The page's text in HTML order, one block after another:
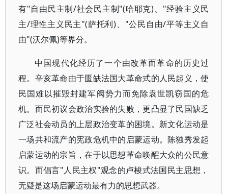
有"自由民主制/社会民主制"(哈耶克)、"经验主义民
主/理性主义民主"(萨托利)、"公民自由/平等主义自
由"(沃尔佩)等界分。
中国现代化经历了一个由改革而革命的历史过
程。辛亥革命由于匮缺法国大革命式的人民起义，使
民国难以摧毁封建军阀势力而免除袁世凯窃国的危
机。而民初议会政治实验的失败，更凸显了民国缺乏
广泛社会动员的上层政治变革的困境。新文化运动是
一场共和流产的宪政危机中的启蒙运动。陈独秀发起
启蒙运动的宗旨，在于以思想革命唤醒大众的公民意
识。而倡言"人民主权"观念的卢梭式法国民主思想，
无疑是这场启蒙运动最有力的思想武器。